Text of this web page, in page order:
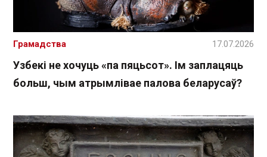
Узбекі не хочуць «па пяцьсот». Ім заплацяць
больш, чым атрымлівае палова беларусаў?
Грамадства 17.07.2026